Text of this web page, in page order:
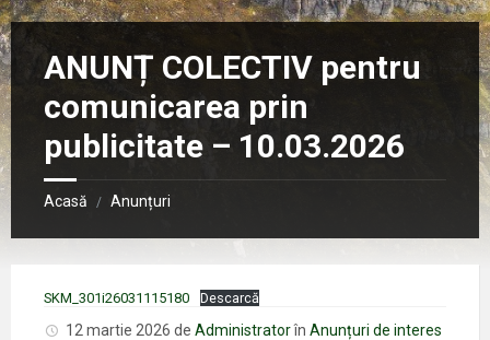
ANUNȚ COLECTIV pentru
comunicarea prin
publicitate – 10.03.2026
Acasă / Anunțuri
SKM_301i26031115180 Descarcă
12 martie 2026 de Administratorîn Anunțuri de interes